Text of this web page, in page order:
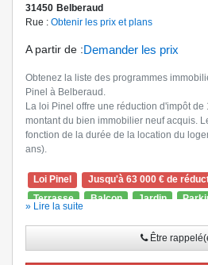
31450 Belberaud
Rue : Obtenir les prix et plans
A partir de :Demander les prix
Obtenez la liste des programmes
Pinel à Belberaud.
La loi Pinel offre une réduction d'impôt de
montant du bien immobilier neuf acquis.
fonction de la durée de la location du
ans).
Loi Pinel
Jusqu'à 63 000 € de
Terrasse
Balcon Jardin
» Lire la suite
Être